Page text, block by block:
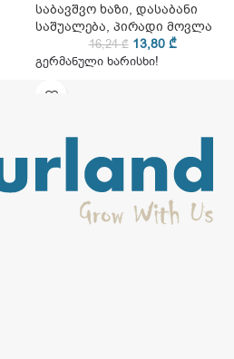
საბავშვო ხაზი, დასაბანი
საშუალება, პირადი მოვლა
16,24₾ 13,80 ₾
გერმანული ხარისხი!